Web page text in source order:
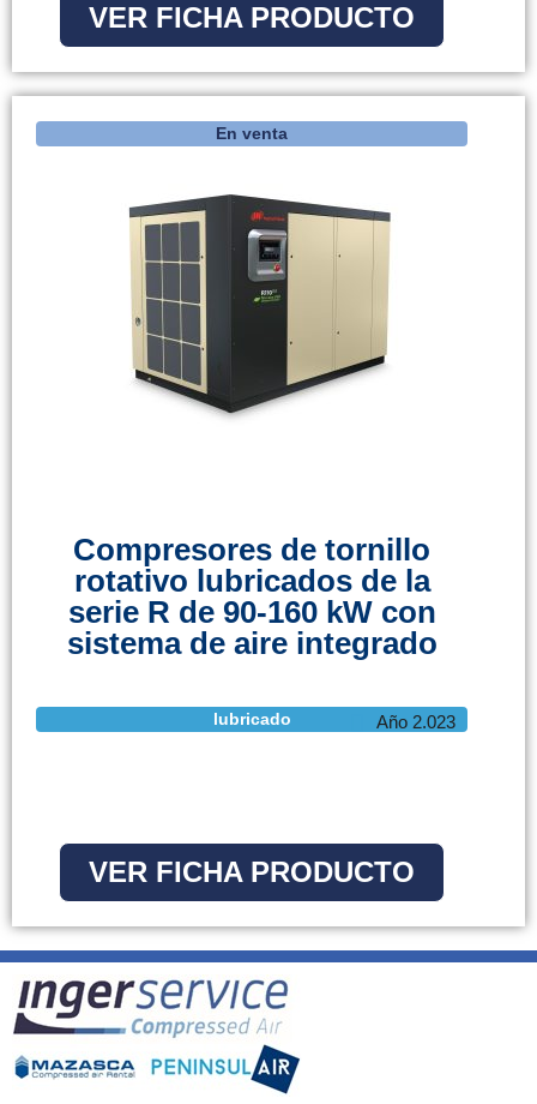
VER FICHA PRODUCTO
En venta
Compresores de tornillo
rotativo lubricados de la
serie R de 90-160 kW con
sistema de aire integrado
lubricado Año 2.023
VER FICHA PRODUCTO